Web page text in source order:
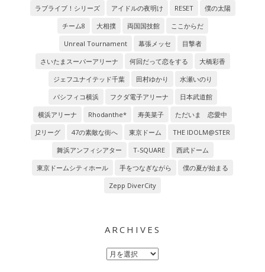
ラブライブ！シリーズ
アイドルの夜明け RESET
僕の太陽
チーム8
大相撲 両国国技館
ここからだ
Unreal Tournament
幕張メッセ
目撃者
さいたまスーパーアリーナ
何回だって恋をする
大橋彩香
ジェフユナイテッド千葉
田村ゆかり
水瀬いのり
パシフィコ横浜
フクダ電子アリーナ
日本武道館
横浜アリーナ
Rhodanthe* 寿美菜子
ただいま 恋愛中
J2リーグ
47の素敵な街へ 東京ドーム
THE IDOLM@STER
舞浜アンフィシアター
T-SQUARE
西武ドーム
東京ドームシティホール
手をつなぎながら
僕の夏が始まる
Zepp DiverCity
ARCHIVES
Archives